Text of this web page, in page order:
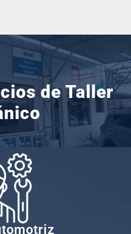
deTaller